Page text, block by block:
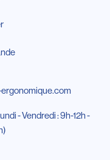
- Vendredi : 9h-12h -